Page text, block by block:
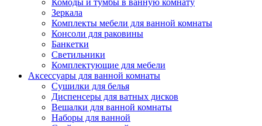
Комоды и тумбы в ванную комнату
Зеркала
Комплекты мебели для ванной комнаты
Консоли для раковины
Банкетки
Светильники
Комплектующие для мебели
Аксессуары для ванной комнаты
Сушилки для белья
Диспенсеры для ватных дисков
Вешалки для ванной комнаты
Наборы для ванной